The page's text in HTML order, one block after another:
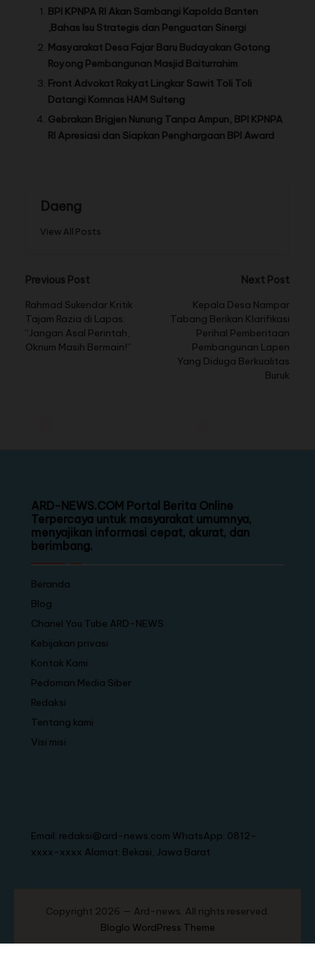
BPI KPNPA RI Akan Sambangi Kapolda Banten
,Bahas Isu Strategis dan Penguatan Sinergi
Masyarakat Desa Fajar Baru Budayakan Gotong
Royong Pembangunan Masjid Baiturrahim
Front Advokat Rakyat Lingkar Sawit Toli Toli
Datangi Komnas HAM Sulteng
Gebrakan Brigjen Nunung Tanpa Ampun, BPI KPNPA
RI Apresiasi dan Siapkan Penghargaan BPI Award
Daeng
View All Posts
Previous Post
Rahmad Sukendar Kritik
Tajam Razia di Lapas:
“Jangan Asal Perintah,
Oknum Masih Bermain!”
Next Post
Kepala Desa Nampar
Tabang Berikan Klarifikasi
Perihal Pemberitaan
Pembangunan Lapen
Yang Diduga Berkualitas
Buruk
ARD-NEWS.COM Portal Berita Online
Terpercaya untuk masyarakat umumnya,
menyajikan informasi cepat, akurat, dan
berimbang.
Beranda
Blog
Chanel You Tube ARD-NEWS
Kebijakan privasi
Kontak Kami
Pedoman Media Siber
Redaksi
Tentang kami
Visi misi
Email: redaksi@ard-news.com WhatsApp: 0812-
xxxx-xxxx Alamat: Bekasi, Jawa Barat
Copyright 2026 — Ard-news. All rights reserved.
Bloglo WordPress Theme